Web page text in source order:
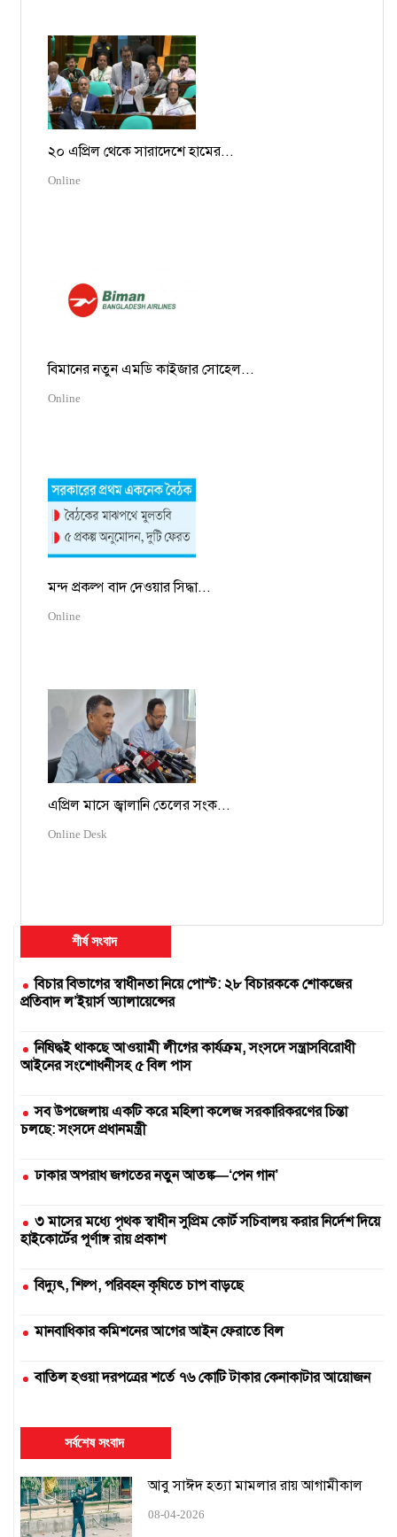
২০ এপ্রিল থেকে সারাদেশে হামের...
Online
বিমানের নতুন এমডি কাইজার সোহেল...
Online
মন্দ প্রকল্প বাদ দেওয়ার সিদ্ধা...
Online
এপ্রিল মাসে জ্বালানি তেলের সংক...
Online Desk
শীর্ষ সংবাদ
বিচার বিভাগের স্বাধীনতা নিয়ে পোস্ট: ২৮ বিচারককে শোকজের
প্রতিবাদ ল’ইয়ার্স অ্যালায়েন্সের
নিষিদ্ধই থাকছে আওয়ামী লীগের কার্যক্রম, সংসদে সন্ত্রাসবিরোধী
আইনের সংশোধনীসহ ৫ বিল পাস
সব উপজেলায় একটি করে মহিলা কলেজ সরকারিকরণের চিন্তা
চলছে: সংসদে প্রধানমন্ত্রী
ঢাকার অপরাধ জগতের নতুন আতঙ্ক—‘পেন গান’
৩ মাসের মধ্যে পৃথক স্বাধীন সুপ্রিম কোর্ট সচিবালয় করার নির্দেশ দিয়ে
হাইকোর্টের পূর্ণাঙ্গ রায় প্রকাশ
বিদ্যুৎ, শিল্প, পরিবহন কৃষিতে চাপ বাড়ছে
মানবাধিকার কমিশনের আগের আইন ফেরাতে বিল
বাতিল হওয়া দরপত্রের শর্তে ৭৬ কোটি টাকার কেনাকাটার আয়োজন
দুই সার কারখানা বন্ধ, আরেকটি বন্ধের পথে
১৬ ঘণ্টায়ও স্বাভাবিক হয়নি সিলেটের সঙ্গে রেল যোগাযোগ
সর্বশেষ সংবাদ
আবু সাঈদ হত্যা মামলার রায় আগামীকাল
08-04-2026